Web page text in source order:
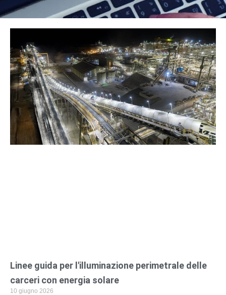
Linee guida per l'illuminazione perimetrale delle
carceri con energia solare
10 giugno 2026